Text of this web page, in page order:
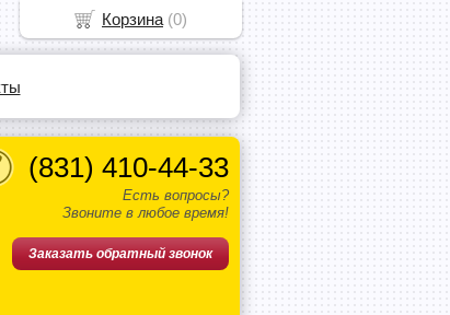
(831) 410-44-33
Есть вопросы?
Звоните в любое время!
Заказать обратный звонок
Корзина (0)